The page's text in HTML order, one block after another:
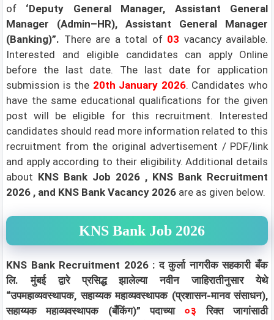
of ‘Deputy General Manager, Assistant General
Manager (Admin–HR), Assistant General Manager
(Banking)”. There are a total of 03 vacancy available.
Interested and eligible candidates can apply Online
before the last date. The last date for application
submission is the 20th January 2026. Candidates who
have the same educational qualifications for the given
post will be eligible for this recruitment. Interested
candidates should read more information related to this
recruitment from the original advertisement / PDF/link
and apply according to their eligibility.Additional details
about KNS Bank Job 2026 , KNS Bank Recruitment
2026 , and KNS Bank Vacancy 2026 are as given below.
KNS Bank Job 2026
KNS Bank Recruitment 2026 : द कुर्ला नागरीक सहकारी बँक
लि. मुंबई द्वारे प्रसिद्ध झालेल्या नवीन जाहिरातीनुसार येथे
“उपमहाव्यवस्थापक, सहाय्यक महाव्यवस्थापक (प्रशासन-मानव संसाधन),
सहाय्यक महाव्यवस्थापक (बँकिंग)”पदाच्या ०३रिक्त जागांसाठी